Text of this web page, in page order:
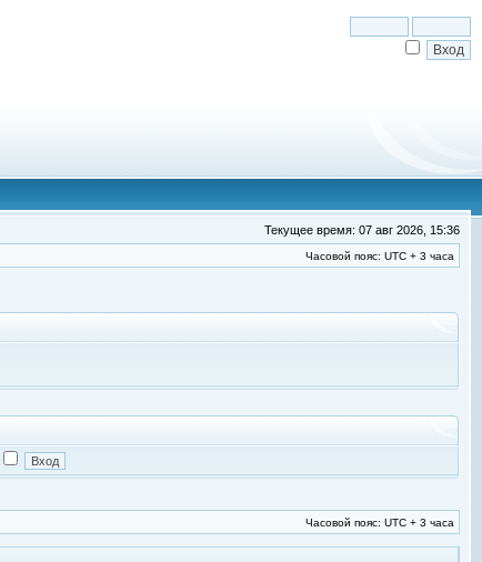
Текущее время: 07 авг 2026, 15:36
Часовой пояс: UTC + 3 часа
Часовой пояс: UTC + 3 часа